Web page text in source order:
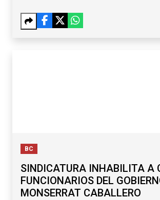
BC
SINDICATURA INHABILITA A
FUNCIONARIOS DEL
MONSERRAT CABALLERO